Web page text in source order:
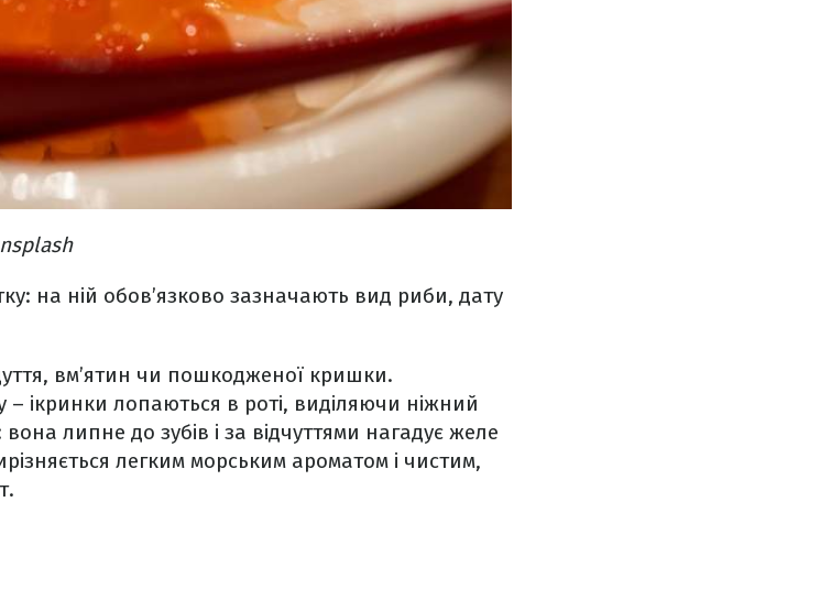
на ній обов’язково зазначають вид риби, дату
вм’ятин чи пошкодженої кришки.
– ікринки лопаються в роті, виділяючи ніжний
липне до зубів і за відчуттями нагадує желе
легким морським ароматом і чистим,